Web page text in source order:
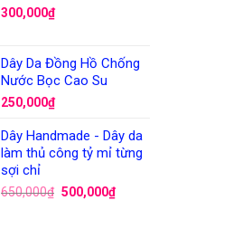
300,000₫
Dây Da Đồng Hồ Chống
Nước Bọc Cao Su
250,000₫
Dây Handmade - Dây da
làm thủ công tỷ mỉ từng
sợi chỉ
650,000₫ 500,000₫